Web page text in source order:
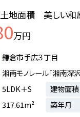
地面積 美しい和
万円
鎌倉市手広３丁目
湘南モノレール「湘南深
5LDK＋S 建物面積
317.61m² 築年月